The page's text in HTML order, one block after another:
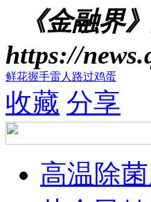
《金融界
https://
鲜花握手雷人 路过鸡蛋
收藏 分享
高温除